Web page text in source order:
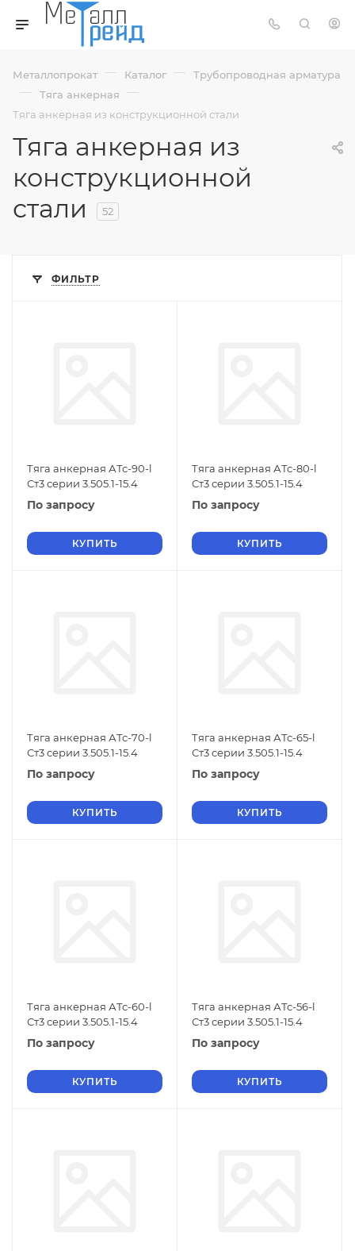
Металлопрокат — Каталог — Трубопроводная арматура
— Тяга анкерная —
Тяга анкерная из конструкционной стали
Тяга анкерная из
конструкционной
стали
52
ФИЛЬТР
Тяга анкерная АТс-90-l
Ст3 серии 3.505.1-15.4
По запросу
КУПИТЬ
Тяга анкерная АТс-80-l
Ст3 серии 3.505.1-15.4
По запросу
КУПИТЬ
Тяга анкерная АТс-70-l
Ст3 серии 3.505.1-15.4
По запросу
КУПИТЬ
Тяга анкерная АТс-65-l
Ст3 серии 3.505.1-15.4
По запросу
КУПИТЬ
Тяга анкерная АТс-60-l
Ст3 серии 3.505.1-15.4
По запросу
КУПИТЬ
Тяга анкерная АТс-56-l
Ст3 серии 3.505.1-15.4
По запросу
КУПИТЬ